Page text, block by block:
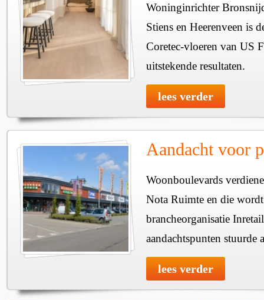
Woninginrichter
Stiens en Heerenveen is
Coretec-vloeren van US
uitstekende resultaten.
lees verder
Aandacht voor
Woonboulevards
Nota Ruimte en die
brancheorganisatie
aandachtspunten stuurde
lees verder